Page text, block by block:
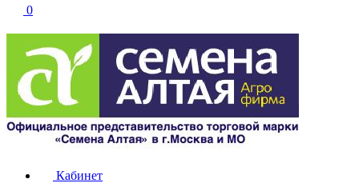
0
Кабинет